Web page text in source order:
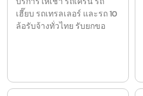
เฮี๊ยบ รถเทรลเลอร์ และรถ 10
ล้อรับจ้างทั่วไทย รับยกขอ